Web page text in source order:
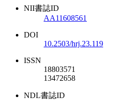
NII書誌ID
AA11608561
DOI
10.2503/hrj.23.119
ISSN
18803571
13472658
NDL書誌ID